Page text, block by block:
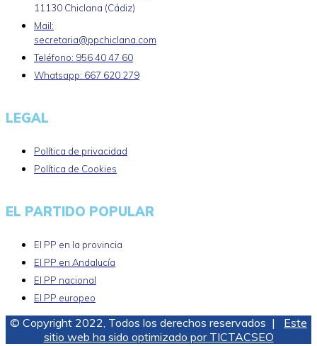
11130 Chiclana (Cádiz)
Mail:
secretaria@ppchiclana.com
Teléfono: 956 40 47 60
Whatsapp: 667 620 279
LEGAL
Política de privacidad
Política de Cookies
EL PARTIDO POPULAR
El PP en la provincia
El PP en Andalucía
El PP nacional
El PP europeo
© Copyright 2022, Todos los derechos reservados | Este
sitio web ha sido optimizado por TICTACSEO